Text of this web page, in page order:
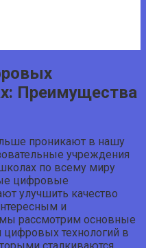
Преимущества
проникают в нашу
учреждения
по всему миру
цифровые
улучшить качество
и
рассмотрим основные
цифровых технологий в